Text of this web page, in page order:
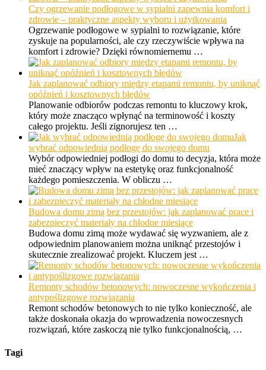
Czy ogrzewanie podłogowe w sypialni zapewnia komfort i
zdrowie – praktyczne aspekty wyboru i użytkowania
Ogrzewanie podłogowe w sypialni to rozwiązanie, które
zyskuje na popularności, ale czy rzeczywiście wpływa na
komfort i zdrowie? Dzięki równomiernemu …
Jak zaplanować odbiory między etapami remontu, by uniknąć
opóźnień i kosztownych błędów
Planowanie odbiorów podczas remontu to kluczowy krok,
który może znacząco wpłynąć na terminowość i koszty
całego projektu. Jeśli zignorujesz ten …
Jak
wybrać odpowiednią podłogę do swojego domu
Wybór odpowiedniej podłogi do domu to decyzja, która może
mieć znaczący wpływ na estetykę oraz funkcjonalność
każdego pomieszczenia. W obliczu …
Budowa domu zimą bez przestojów: jak zaplanować prace i
zabezpieczyć materiały na chłodne miesiące
Budowa domu zimą może wydawać się wyzwaniem, ale z
odpowiednim planowaniem można uniknąć przestojów i
skutecznie zrealizować projekt. Kluczem jest …
Remonty schodów betonowych: nowoczesne wykończenia i
antypoślizgowe rozwiązania
Remont schodów betonowych to nie tylko konieczność, ale
także doskonała okazja do wprowadzenia nowoczesnych
rozwiązań, które zaskoczą nie tylko funkcjonalnością, …
Tagi